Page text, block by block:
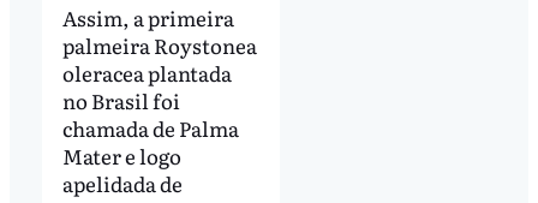
Assim, a primeira
palmeira Roystonea
oleracea plantada
no Brasil foi
chamada de Palma
Mater e logo
apelidada de